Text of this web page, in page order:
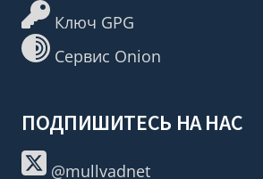
Ключ GPG
Сервис Onion
ПОДПИШИТЕСЬ НА НАС
@mullvadnet